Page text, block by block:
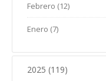
Febrero (12)
Enero (7)
2025 (119)